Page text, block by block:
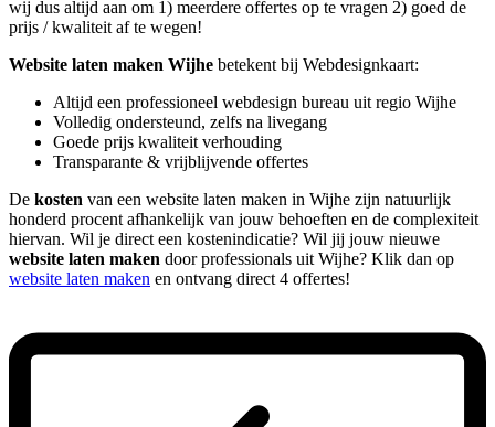
wij dus altijd aan om 1) meerdere offertes op te vragen 2) goed de
prijs / kwaliteit af te wegen!
Website laten maken Wijhe betekent bij Webdesignkaart:
Altijd een professioneel webdesign bureau uit regio Wijhe
Volledig ondersteund, zelfs na livegang
Goede prijs kwaliteit verhouding
Transparante & vrijblijvende offertes
De kosten van een website laten maken in Wijhe zijn natuurlijk
honderd procent afhankelijk van jouw behoeften en de complexiteit
hiervan. Wil je direct een kostenindicatie? Wil jij jouw nieuwe
website laten maken door professionals uit Wijhe? Klik dan op
website laten maken en ontvang direct 4 offertes!